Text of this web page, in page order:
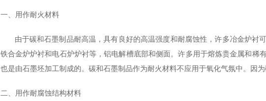
一、用作耐火材料
由于碳和石墨制品耐高温，具有良好的高温强度和耐腐蚀性，许多冶金炉衬可
铁合金炉炉衬和电石炉炉衬等，铝电解槽底部和侧面。许多用于熔炼贵金属和稀
也是由石墨坯加工制成的。碳和石墨制品作为耐火材料不应用于氧化气氛中。因
二、用作耐腐蚀结构材料